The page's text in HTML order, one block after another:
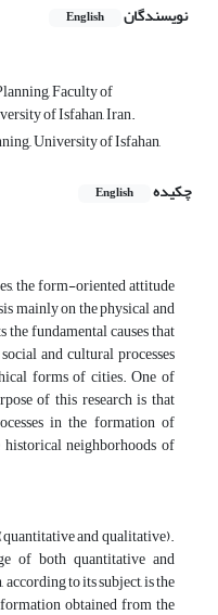
نویسندگان English
Faculty of
of Isfahan, Iran.
University of Isfahan,
چکیده
English
the form-oriented attitude
mainly on the physical and
fundamental causes that
and cultural processes
forms of cities. One of
of this research is that
in the formation of
neighborhoods of
and qualitative).
of both quantitative and
to its subject, is the
obtained from the